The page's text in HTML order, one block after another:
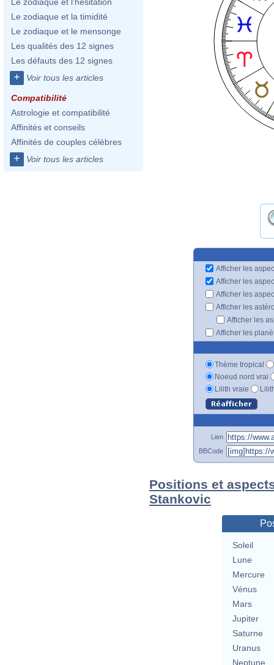
Le zodiaque et la timidité
Le zodiaque et le mensonge
Les qualités des 12 signes
Les défauts des 12 signes
+ Voir tous les articles
Compatibilité
Astrologie et compatibilité
Affinités et conseils
Affinités de couples célèbres
+ Voir tous les articles
Afficher les
Afficher les
Afficher les
Afficher les
Afficher les
Afficher les
Thème tropical
Noeud nord vrai
Lilith vraie
Lien
BBCode
Positions et
Stankovic
Soleil
Lune
Mercure
Vénus
Mars
Jupiter
Saturne
Uranus
Neptune